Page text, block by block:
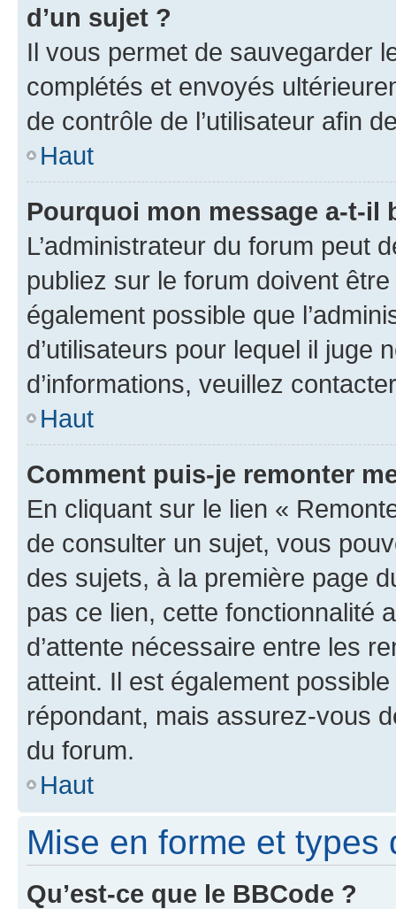
d’un sujet ?
Il vous permet de sauvegarder
complétés et envoyés
de contrôle de l’utilisateur afin
Haut
Pourquoi mon message a-t-il
L’administrateur du forum peut
publiez sur le forum doivent
également possible que
d’utilisateurs pour lequel il juge
d’informations, veuillez
Haut
Comment puis-je remonter
En cliquant sur le lien «
de consulter un sujet, vous
des sujets, à la première page
pas ce lien, cette fonctionnalité
d’attente nécessaire entre les
atteint. Il est également
répondant, mais assurez-vous
du forum.
Haut
Mise en forme et types
Qu’est-ce que le BBCode ?